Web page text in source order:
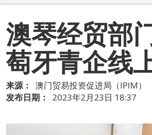
澳琴经贸部
萄牙青企线
来源：
澳门贸易投资促进局（IPIM）
发布日期：
2023年2月23日 18:37